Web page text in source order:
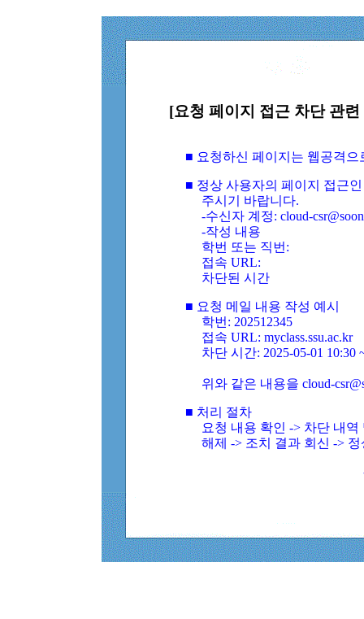
[요청 페이지 접근 차단 관
■ 요청하신 페이지는 웹공격
■ 정상 사용자의 페이지 접근
주시기 바랍니다.
-수신자 계정: cloud-
-작성 내용
학번 또는 직번:
접속 URL:
차단된 시간
■ 요청 메일 내용 작성 예시
학번: 202512345
접속 URL: myclass.ssu.ac.kr
차단 시간: 2025-05-01 10:30
위와 같은 내용을 cloud-
■ 처리 절차
요청 내용 확인 -> 차단 내
해제 -> 조치 결과 회신 ->